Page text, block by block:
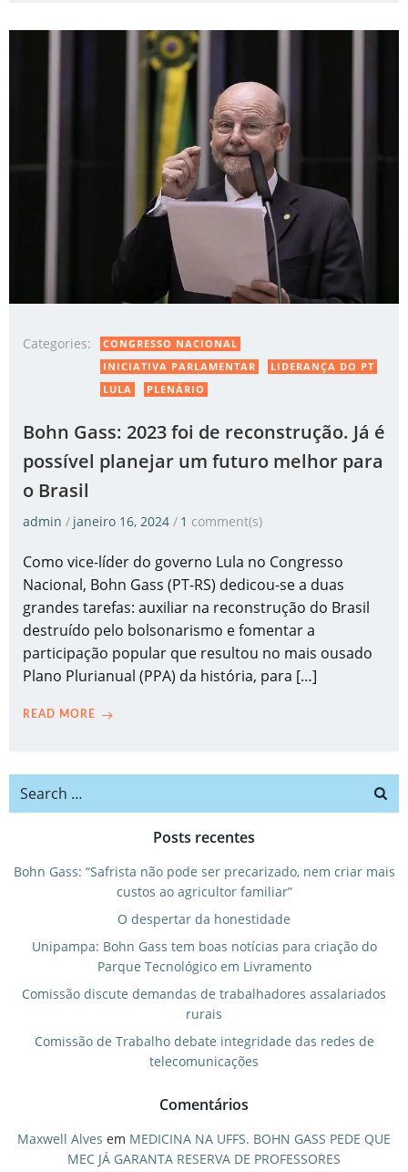
Categories:
CONGRESSO NACIONAL
INICIATIVA PARLAMENTAR
LIDERANÇA DO PT
LULA
PLENÁRIO
Bohn Gass: 2023 foi de reconstrução. Já é
possível planejar um futuro melhor para
o Brasil
admin / janeiro 16, 2024 / 1 comment(s)
Como vice-líder do governo Lula no Congresso
Nacional, Bohn Gass (PT-RS) dedicou-se a duas
grandes tarefas: auxiliar na reconstrução do Brasil
destruído pelo bolsonarismo e fomentar a
participação popular que resultou no mais ousado
Plano Plurianual (PPA) da história, para […]
READ MORE
Search
Posts recentes
Bohn Gass: “Safrista não pode ser precarizado, nem criar mais
custos ao agricultor familiar”
O despertar da honestidade
Unipampa: Bohn Gass tem boas notícias para criação do
Parque Tecnológico em Livramento
Comissão discute demandas de trabalhadores assalariados
rurais
Comissão de Trabalho debate integridade das redes de
telecomunicações
Comentários
Maxwell Alves em MEDICINA NA UFFS. BOHN GASS PEDE QUE
MEC JÁ GARANTA RESERVA DE PROFESSORES